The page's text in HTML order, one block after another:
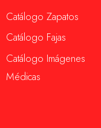
Catálogo Zapatos
Catálogo Fajas
Catálogo Imágenes
Médicas